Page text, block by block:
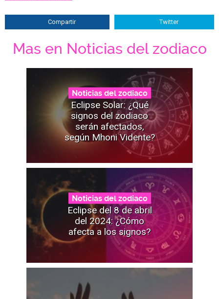
Compartir Twitter
Mas en Noticias del zodiaco
Noticias del zodiaco
Eclipse Solar: ¿Qué
signos del zodiaco
serán afectados,
según Mhoni Vidente?
Noticias del zodiaco
Eclipse del 8 de abril
del 2024: ¿Cómo
afecta a los signos?